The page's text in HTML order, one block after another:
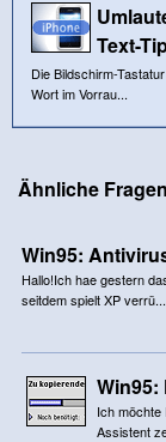
Text-
Die Bildschirm-
Wort im Vorrau...
Ähnliche
Win95:
Hallo!Ich hae gestern
seitdem spielt XP verrü...
Win95:
Ich möchte
Assistent